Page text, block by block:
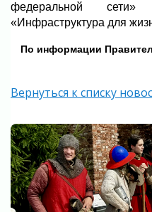
федеральной сети»
«Инфраструктура для
По информации
Вернуться к списку